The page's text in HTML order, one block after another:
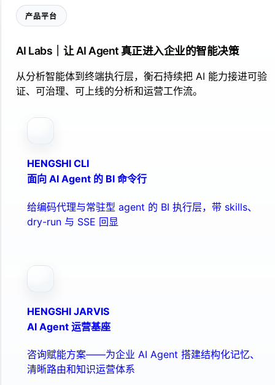
产品平台
AI Labs｜让 AI Agent 真正进入企业的智能决策
从分析智能体到终端执行层，衡石持续把 AI 能力接进可验
证、可治理、可上线的分析和运营工作流。
HENGSHI CLI
面向 AI Agent 的 BI 命令行
给编码代理与常驻型 agent 的 BI 执行层，带 skills、
dry-run 与 SSE 回显
HENGSHI JARVIS
AI Agent 运营基座
咨询赋能方案——为企业 AI Agent 搭建结构化记忆、
清晰路由和知识运营体系